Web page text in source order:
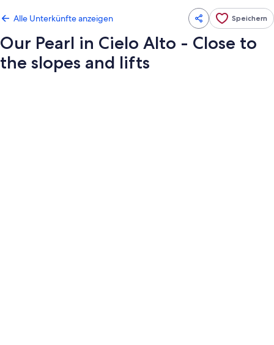
Alle Unterkünfte anzeigen Speichern
Our Pearl in Cielo Alto - Close to
the slopes and lifts